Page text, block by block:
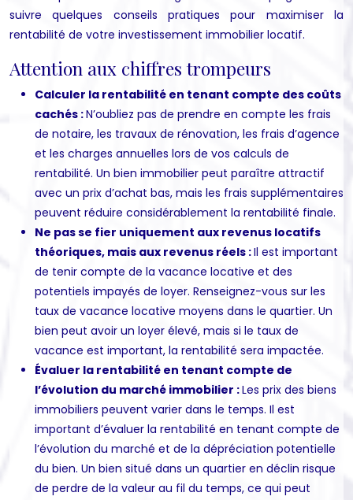
suivre quelques conseils pratiques pour maximiser la
rentabilité de votre investissement immobilier locatif.
Attention aux chiffres trompeurs
Calculer la rentabilité en tenant compte des coûts
cachés :N’oubliez pas de prendre en compte les frais
de notaire, les travaux de rénovation, les frais d’agence
et les charges annuelles lors de vos calculs de
rentabilité. Un bien immobilier peut paraître attractif
avec un prix d’achat bas, mais les frais supplémentaires
peuvent réduire considérablement la rentabilité finale.
Ne pas se fier uniquement aux revenus locatifs
théoriques, mais aux revenus réels :Il est important
de tenir compte de la vacance locative et des
potentiels impayés de loyer. Renseignez-vous sur les
taux de vacance locative moyens dans le quartier. Un
bien peut avoir un loyer élevé, mais si le taux de
vacance est important, la rentabilité sera impactée.
Évaluer la rentabilité en tenant compte de
l’évolution du marché immobilier :Les prix des biens
immobiliers peuvent varier dans le temps. Il est
important d’évaluer la rentabilité en tenant compte de
l’évolution du marché et de la dépréciation potentielle
du bien. Un bien situé dans un quartier en déclin risque
de perdre de la valeur au fil du temps, ce qui peut